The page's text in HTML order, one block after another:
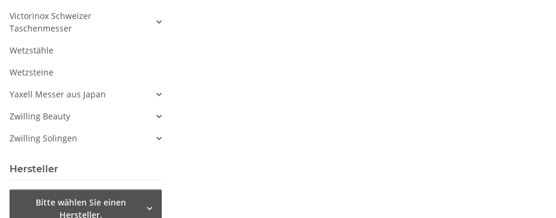
Victorinox Schweizer
Taschenmesser
Wetzstähle
Wetzsteine
Yaxell Messer aus Japan
Zwilling Beauty
Zwilling Solingen
Hersteller
Bitte wählen Sie einen
Hersteller.